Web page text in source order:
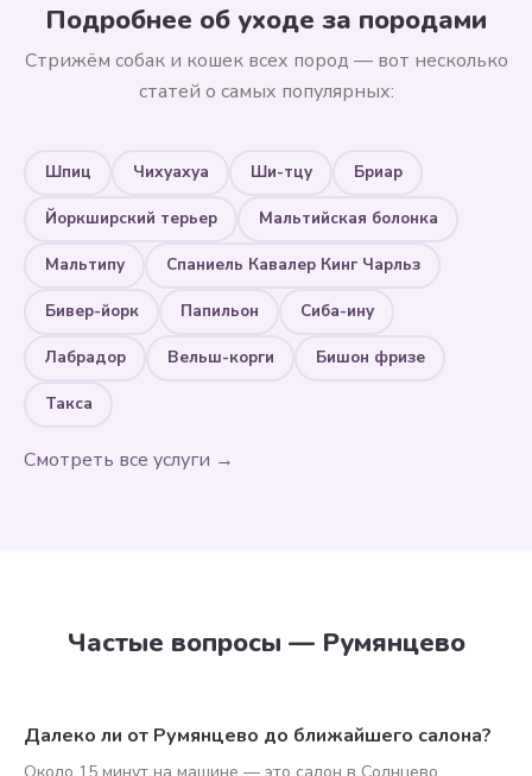
Подробнее об уходе за породами
Стрижём собак и кошек всех пород — вот несколько
статей о самых популярных:
Шпиц Чихуахуа Ши-тцу Бриар
Йоркширский терьер Мальтийская болонка
Мальтипу Спаниель Кавалер Кинг Чарльз
Бивер-йорк Папильон Сиба-ину
Лабрадор Вельш-корги Бишон фризе
Такса
Смотреть все услуги →
Частые вопросы — Румянцево
Далеко ли от Румянцево до ближайшего салона?
Около 15 минут на машине — это салон в Солнцево,